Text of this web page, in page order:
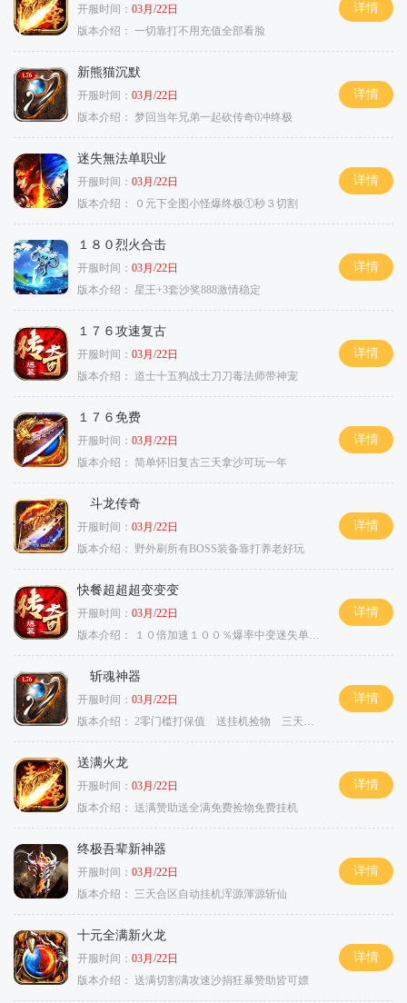
开服时间： 03月/22日
版本介绍： 一切靠打不用充值全部看脸
详情
新熊猫沉默
开服时间： 03月/22日
版本介绍： 梦回当年兄弟一起砍传奇0冲终极
详情
迷失無法单职业
开服时间： 03月/22日
版本介绍：
０元下全图小怪爆终极①秒３切割
详情
１８０烈火合击
开服时间： 03月/22日
版本介绍： 星王+3套沙奖888激情稳定
详情
１７６攻速复古
开服时间： 03月/22日
版本介绍： 道士十五狗战士刀刀毒法师带神宠
详情
１７６免费
开服时间： 03月/22日
版本介绍： 简单怀旧复古三天拿沙可玩一年
详情
斗龙传奇
开服时间： 03月/22日
版本介绍：
野外刷所有BOSS装备靠打养老好玩
详情
快餐超超超变变变
开服时间： 03月/22日
版本介绍：
１０倍加速１００％爆率中变迷失单职业
详情
斩魂神器
开服时间： 03月/22日
版本介绍： 2零门槛打保值 送挂机捡物 三天合区
详情
送满火龙
开服时间： 03月/22日
版本介绍：
送满赞助送全满免费捡物免费挂机
详情
终极吾辈新神器
开服时间： 03月/22日
版本介绍：
三天合区自动挂机浑源渾源斩仙
详情
十元全满新火龙
开服时间： 03月/22日
版本介绍：
送满切割满攻速沙捐狂暴赞助皆可嫖
详情